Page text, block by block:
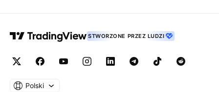
STWORZONE PRZEZ LUDZI
Polski